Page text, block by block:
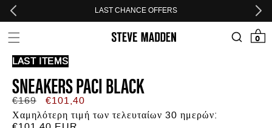
Skip to header
Skip to menu
Skip to content
Skip to footer LAST CHANCE OFFERS
0
0
LAST ITEMS
SNEAKERS PACI BLACK
Κανονική
τιμή
€169
Τιμή
προσφοράς
€101,40
Χαμηλότερη τιμή των τελευταίων 30 ημερών: